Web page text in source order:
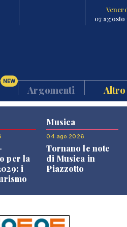
07 agosto
NEW
Argomenti Altro
per la
i
Musica
04 ago 2026
Tornano le note
di Musica in
Piazzotto